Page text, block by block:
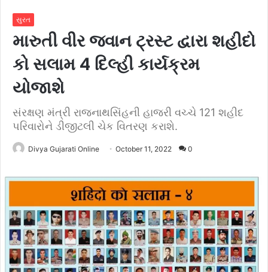
સુરત
મારુતી વીર જવાન ટ્રસ્ટ દ્વારા શહીદો
કો સલામ 4 દિલ્હી કાર્યક્રમ
યોજાશે
સંરક્ષણ મંત્રી રાજનાથસિંહની હાજરી વચ્ચે 121 શહીદ
પરિવારોને ડીજીટલી ચેક વિતરણ કરાશે.
Divya Gujarati Online October 11, 2022 0